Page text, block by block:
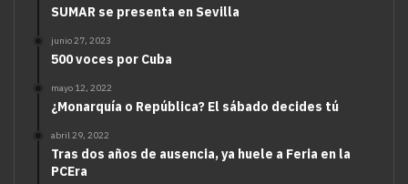
SUMAR se presenta en Sevilla
junio 27, 2023
500 voces por Cuba
mayo 12, 2022
¿Monarquía o República? El sábado decides tú
abril 29, 2022
Tras dos años de ausencia, ya huele a Feria en la
PCEra